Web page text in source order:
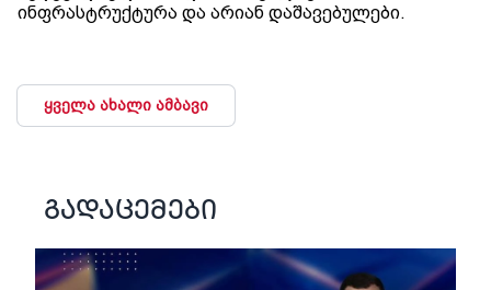
ინფრასტრუქტურა და არიან დაშავებულები.
ყველა ახალი ამბავი
გადაცემები